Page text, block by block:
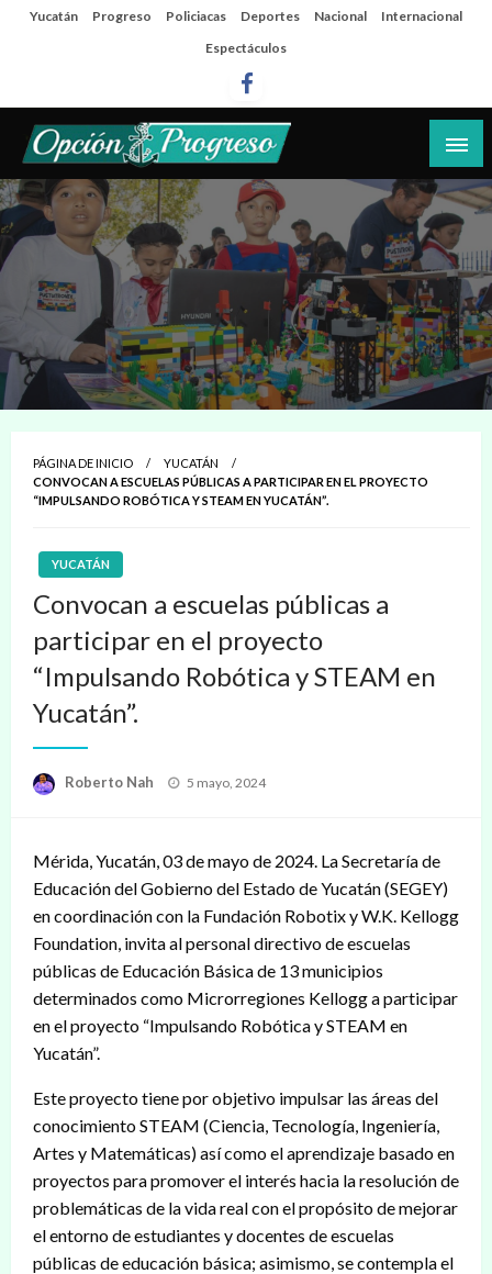
SaltaYucatán Progreso Policiacas Deportes Nacional
Internacional
Espectáculos
Opción Progreso
Las noticias del día a día del puerto
PÁGINA DE INICIO
YUCATÁN
CONVOCAN A ESCUELAS PÚBLICAS A PARTICIPAR EN EL PROYECTO
“IMPULSANDO ROBÓTICA Y STEAM EN YUCATÁN”.
YUCATÁN
Convocan a escuelas públicas a
participar en el proyecto
“Impulsando Robótica y STEAM en
Yucatán”.
Roberto Nah
Publicado
5 mayo, 2024
Mérida, Yucatán, 03 de mayo de 2024. La Secretaría de
Educación del Gobierno del Estado de Yucatán (SEGEY)
en coordinación con la Fundación Robotix y W.K. Kellogg
Foundation, invita al personal directivo de escuelas
públicas de Educación Básica de 13 municipios
determinados como Microrregiones Kellogg a participar
en el proyecto “Impulsando Robótica y STEAM en
Yucatán”.
Este proyecto tiene por objetivo impulsar las áreas del
conocimiento STEAM (Ciencia, Tecnología, Ingeniería,
Artes y Matemáticas) así como el aprendizaje basado en
proyectos para promover el interés hacia la resolución de
problemáticas de la vida real con el propósito de mejorar
el entorno de estudiantes y docentes de escuelas
públicas de educación básica; asimismo, se contempla el